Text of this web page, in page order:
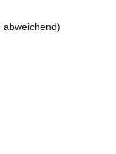
abweichend)